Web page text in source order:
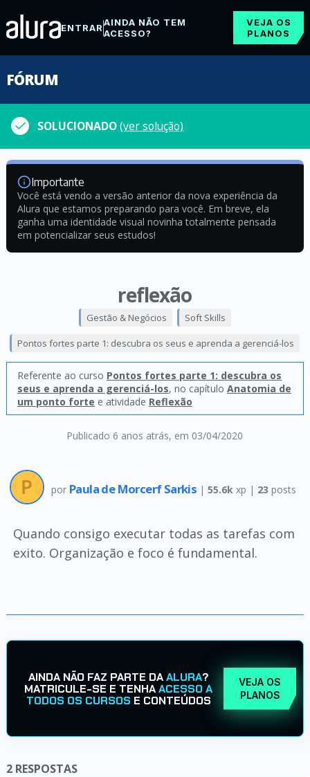
ENTRARAINDA NÃO TEM
ACESSO?
VEJA OS
PLANOS
FÓRUM
SOLUCIONADO(ver solução)
Importante
Você está vendo a versão anterior da nova experiência da
Alura que estamos preparando para você. Em breve, ela
ganha uma identidade visual novinha totalmente pensada
em potencializar seus estudos!
reflexão
Publicado 6 anos atrás, em 03/04/2020
Gestão & Negócios Soft Skills
Pontos fortes parte 1: descubra os seus e aprenda a gerenciá-los
Referente ao curso Pontos fortes parte 1: descubra os
seus e aprenda a gerenciá-los, no capítulo Anatomia de
um ponto forte e atividade Reflexão
por Paula de Morcerf Sarkis | 55.6k xp | 23 posts
Quando consigo executar todas as tarefas com
exito. Organização e foco é fundamental.
AINDA NÃO FAZ PARTE DAALURA?
MATRICULE-SE E TENHAACESSO A
TODOS OS CURSOS E CONTEÚDOS
VEJA OS
PLANOS
2 RESPOSTAS